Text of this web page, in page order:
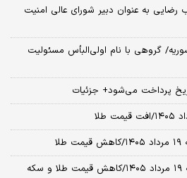
به عنوان دبیر شورای عالی امنیت
گروهی با نام اولی‌البأس مسئولیت
پرداخت می‌شود+ جزئیات